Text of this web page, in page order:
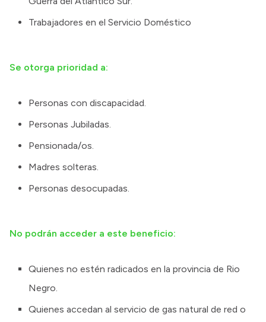
Trabajadores en el Servicio Doméstico
Se otorga prioridad a:
Personas con discapacidad.
Personas Jubiladas.
Pensionada/os.
Madres solteras.
Personas desocupadas.
No podrán acceder a este beneficio:
Quienes no estén radicados en la provincia de Rio
Negro.
Quienes accedan al servicio de gas natural de red o